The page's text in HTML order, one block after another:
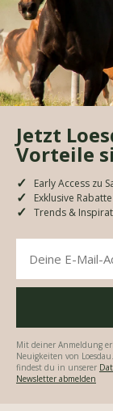
Jetzt
Vorteile
Early Access zu
Exklusive
Trends &
Mit deiner Anmeldung
Neuigkeiten von
findest du in unserer
Newsletter abmelden